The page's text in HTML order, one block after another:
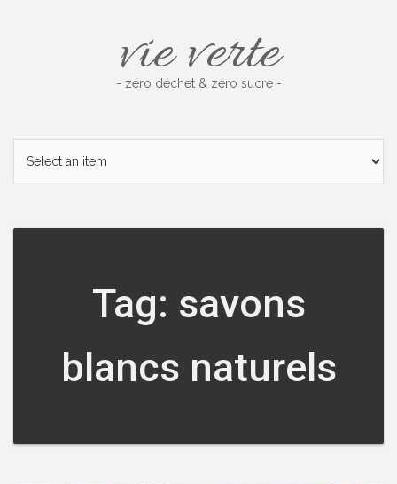
vie verte
- zéro déchet & zéro sucre -
Tag: savons
blancs naturels